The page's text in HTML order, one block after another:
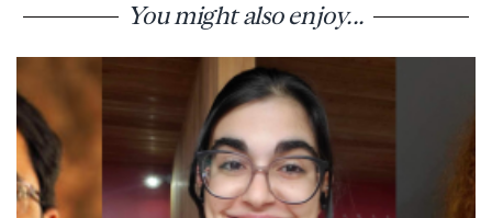
You might also enjoy...